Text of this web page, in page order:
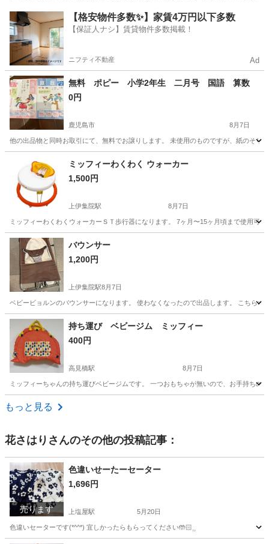
鹿児島 鹿児島市 キッズ用品 場所
【格安物件多数✨】家賃4万円以下多数
【保証人ナシ】賃貸物件多数掲載！
ニフティ不動産 Ad
無料 ポピー 小学2年生 二月号 国語 算数
0円
鹿児島市 8月7日
他の出品物と同時お取引にて、無料でお譲りします。 未使用のものですが、紙のそ
キッズ用品 ポピーミッフィーわくわく ウォーカー
1,500円
上伊集院駅 8月7日
ミッフィーわくわくウォーカーＳＴ歩行器になります。 7ヶ月〜15ヶ月頃まで使用可
鹿児島 鹿児島市 上伊集院駅
バウンサー
1,200円
上伊集院駅8月7日
ベビービョルンのバウンサーになります。 使わなくなったので出品します。 こちら
鹿児島 鹿児島市 上伊集院駅 ベビー用品
持ち運び ベビージム ミッフィー
400円
高見橋駅 8月7日
ミッフィーちゃんの持ち運びベビージムです。 一つおもちゃが無いので、お手持ち
鹿児島 鹿児島市
もっと見る
花さはり さんのその他の投稿記事：
売ります
色違いせーたーセーター
1,696円
上塩屋駅 5月20日
色違いセーターです(*^^*) 宜しかったらもらってください🤲🏻⸒⸒